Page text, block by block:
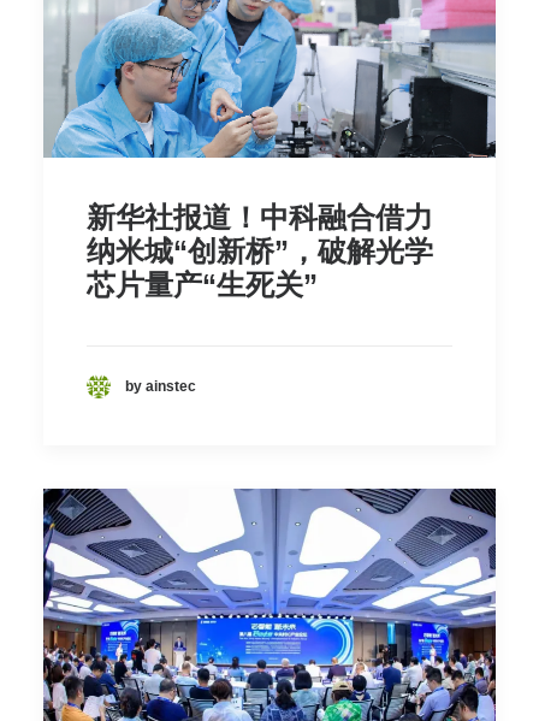
新华社报道！中科融合借力
纳米城“创新桥”，破解光学
芯片量产“生死关”
by ainstec